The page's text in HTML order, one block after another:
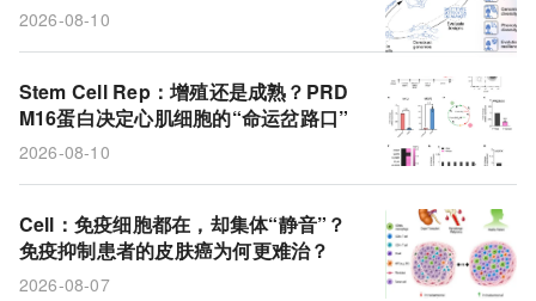
XJ-4-85
卵巢癌
氧化磷酸化
心肌细胞 PD-1
遗传多样性
免疫细胞
非黑色素瘤皮肤癌
细胞外囊泡
白介素-6
基因组 膳食指南
2026-08-10
Stem Cell Rep：增殖还是成熟？PRD
M16蛋白决定心肌细胞的“命运岔路口”
2026-08-10
Cell：免疫细胞都在，却集体“静音”？
免疫抑制患者的皮肤癌为何更难治？
2026-08-07